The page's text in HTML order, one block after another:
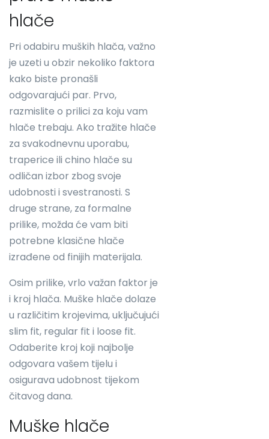
hlače
Pri odabiru muških hlača, važno
je uzeti u obzir nekoliko faktora
kako biste pronašli
odgovarajući par. Prvo,
razmislite o prilici za koju vam
hlače trebaju. Ako tražite hlače
za svakodnevnu uporabu,
traperice ili chino hlače su
odličan izbor zbog svoje
udobnosti i svestranosti. S
druge strane, za formalne
prilike, možda će vam biti
potrebne klasične hlače
izrađene od finijih materijala.
Osim prilike, vrlo važan faktor je
i kroj hlača. Muške hlače dolaze
u različitim krojevima, uključujući
slim fit, regular fit i loose fit.
Odaberite kroj koji najbolje
odgovara vašem tijelu i
osigurava udobnost tijekom
čitavog dana.
Muške hlače